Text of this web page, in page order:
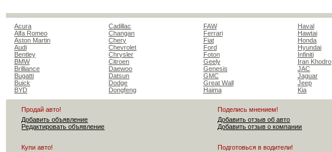
Acura
Alfa Romeo
Aston Martin
Audi
Bentley
BMW
Brilliance
Bugatti
Buick
BYD
Cadillac
Changan
Chery
Chevrolet
Chrysler
Citroen
Daewoo
Datsun
Dodge
Dongfeng
FAW
Ferrari
Fiat
Ford
Foton
Geely
Genesis
GMC
Great Wall
Haima
Haval
Hawtai
Honda
Hyundai
Infiniti
Iran Khodro
JAC
Jaguar
Jeep
Kia
Продай авто!
Добавить объявление
Редактировать объявление
Поделись мнением!
Добавить отзыв об авто
Добавить отзыв о компании
Купи авто!
Подготовься в водители!